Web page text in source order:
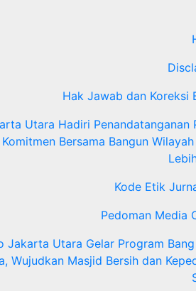
Hak Jawab dan Koreksi
Utara Hadiri Penandatanganan
Bersama Bangun
Kode Etik
Pedoman Media
Jakarta Utara Gelar Program
Wujudkan Masjid Bersih dan